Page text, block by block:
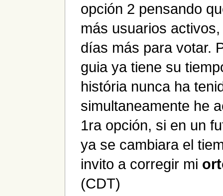
opción 2 pensando
más usuarios
días más para votar.
guia ya tiene su
história nunca ha
simultaneamente he
1ra opción, si en un
ya se cambiara el
invito a corregir mi
(CDT)